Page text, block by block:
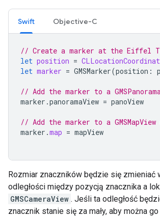
Swift Objective-C
// Create a marker at the Eiffel
let position =
let marker = GMSMarker(position :
// Add the marker to a
marker .panoramaView = panoView
// Add the marker to a GMSMapView
marker .map = mapView
Rozmiar znaczników będzie się zmieniać
odległości między pozycją znacznika a
GMSCameraView . Jeśli ta odległość
znacznik stanie się za mały, aby można